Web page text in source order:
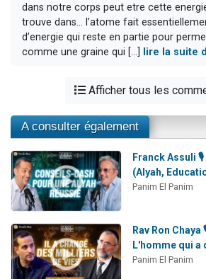
dans notre corps peut etre cette
trouve dans… l’atome fait
d’energie qui reste en partie pour
comme une graine qui [...]
lire la suite
Afficher tous les
A consulter également
Franck Assuli
(Alyah,
Panim El Panim
Rav Ron
L'homme qui a
Panim El Panim